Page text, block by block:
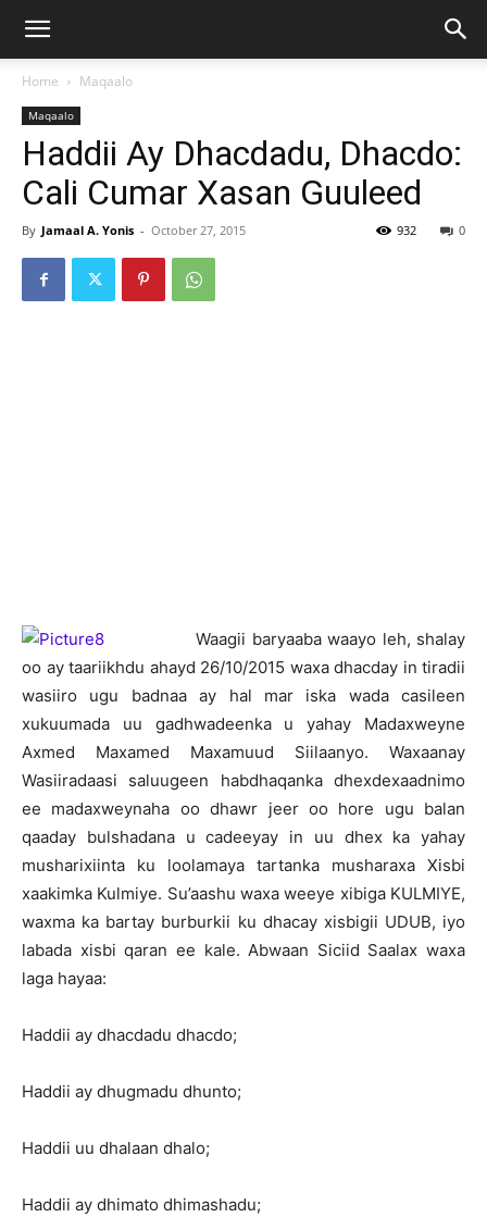
Home Maqaalo
Maqaalo
Haddii Ay Dhacdadu, Dhacdo:
Cali Cumar Xasan Guuleed
By Jamaal A. Yonis - October 27, 2015 0
932
Waagii baryaaba waayo leh, shalay
oo ay taariikhdu ahayd 26/10/2015 waxa dhacday in tiradii
wasiiro ugu badnaa ay hal mar iska wada casileen
xukuumada uu gadhwadeenka u yahay Madaxweyne
Axmed Maxamed Maxamuud Siilaanyo. Waxaanay
Wasiiradaasi saluugeen habdhaqanka dhexdexaadnimo
ee madaxweynaha oo dhawr jeer oo hore ugu balan
qaaday bulshadana u cadeeyay in uu dhex ka yahay
musharixiinta ku loolamaya tartanka musharaxa Xisbi
xaakimka Kulmiye. Su’aashu waxa weeye xibiga KULMIYE,
waxma ka bartay burburkii ku dhacay xisbigii UDUB, iyo
labada xisbi qaran ee kale. Abwaan Siciid Saalax waxa
laga hayaa:
Haddii ay dhacdadu dhacdo;
Haddii ay dhugmadu dhunto;
Haddii uu dhalaan dhalo;
Haddii ay dhimato dhimashadu;